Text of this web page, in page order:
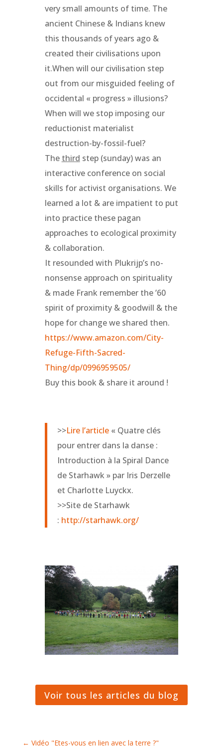
very small amounts of time. The
ancient Chinese & Indians knew
this thousands of years ago &
created their civilisations upon
it.When will our civilisation step
out from our misguided feeling of
occidental « progress » illusions?
When will we stop imposing our
reductionist materialist
destruction-by-fossil-fuel?
The third step (sunday) was an
interactive conference on social
skills for activist organisations. We
learned a lot & are impatient to put
into practice these pagan
approaches to ecological proximity
& collaboration.
It resounded with Plukrijp’s no-
nonsense approach on spirituality
& made Frank remember the ’60
spirit of proximity & goodwill & the
hope for change we shared then.
https://www.amazon.com/City-
Refuge-Fifth-Sacred-
Thing/dp/0996959505/
Buy this book & share it around !
>>Lire l’article« Quatre clés
pour entrer dans la danse :
Introduction à la Spiral Dance
de Starhawk » par Iris Derzelle
et Charlotte Luyckx.
>>Site de Starhawk
: http://starhawk.org/
Voir tous les articles du blog
← Vidéo "Etes-vous en lien avec la terre ?"